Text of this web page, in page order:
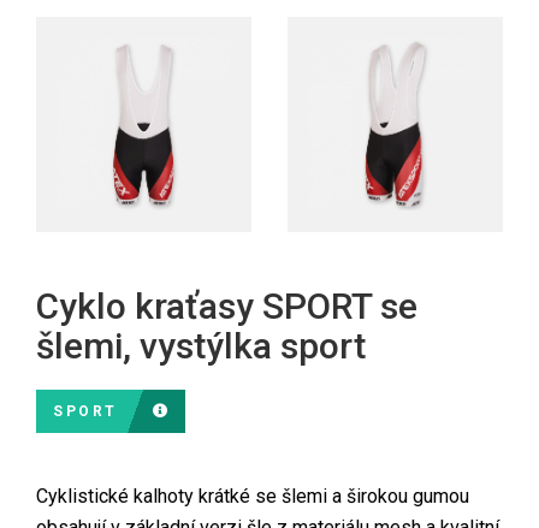
Cyklo kraťasy SPORT se
šlemi, vystýlka sport
SPORT
Cyklistické kalhoty krátké se šlemi a širokou gumou